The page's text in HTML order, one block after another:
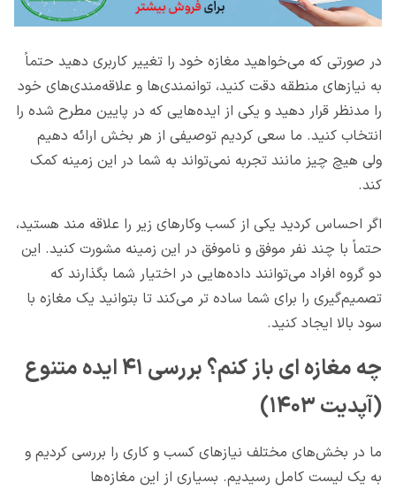
در صورتی که می‌خواهید مغازه خود را تغییر کاربری دهید حتماً
به نیازهای منطقه دقت کنید، توانمندی‌ها و علاقه‌مندی‌های خود
را مدنظر قرار دهید و یکی از ایده‌هایی که در پایین مطرح شده را
انتخاب کنید. ما سعی کردیم توصیفی از هر بخش ارائه دهیم
ولی هیچ چیز مانند تجربه نمی‌تواند به شما در این زمینه کمک
کند.
اگر احساس کردید یکی از کسب وکارهای زیر را علاقه مند هستید،
حتماً با چند نفر موفق و ناموفق در این زمینه مشورت کنید. این
دو گروه افراد می‌توانند داده‌هایی در اختیار شما بگذارند که
تصمیم‌گیری را برای شما ساده تر می‌کند تا بتوانید یک مغازه با
سود بالا ایجاد کنید.
چه مغازه ای باز کنم؟ بررسی ۴۱ ایده متنوع
(آپدیت ۱۴۰۳)
ما در بخش‌های مختلف نیازهای کسب و کاری را بررسی کردیم و
به یک لیست کامل رسیدیم. بسیاری از این مغازه‌ها